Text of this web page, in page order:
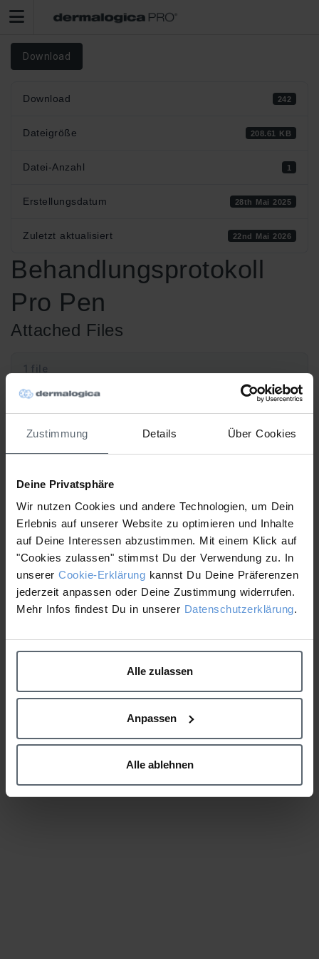
Zustimmung Details Über Cookies
Deine Privatsphäre
Wir nutzen Cookies und andere Technologien, um Dein
Erlebnis auf unserer Website zu optimieren und Inhalte
auf Deine Interessen abzustimmen. Mit einem Klick auf
"Cookies zulassen" stimmst Du der Verwendung zu. In
unserer Cookie-Erklärung kannst Du Deine Präferenzen
jederzeit anpassen oder Deine Zustimmung widerrufen.
Mehr Infos findest Du in unserer Datenschutzerklärung.
Alle zulassen
Anpassen
Alle ablehnen
Download
Download 242
Dateigröße 208.61 KB
Datei-Anzahl 1
Erstellungsdatum 28th Mai 2025
Zuletzt aktualisiert 22nd Mai 2026
Behandlungsprotokoll
Pro Pen
Attached Files
1 file
Behandlungsprotokoll Pro Pen.pdf
208.61 KB
Magnetic(+) afterglow
cleanser FactSheet
Neuro Touch Symmetry
Serum FactSheet
Previous Item Next Item
Kommentar verfassen